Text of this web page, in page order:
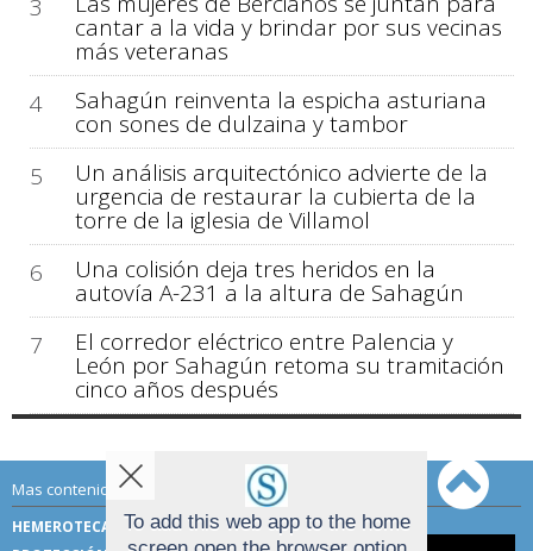
3
cantar a la vida y brindar por sus vecinas
más veteranas
4
Sahagún reinventa la espicha asturiana
con sones de dulzaina y tambor
5
Un análisis arquitectónico advierte de la
urgencia de restaurar la cubierta de la
torre de la iglesia de Villamol
6
Una colisión deja tres heridos en la
autovía A-231 a la altura de Sahagún
7
El corredor eléctrico entre Palencia y
León por Sahagún retoma su tramitación
cinco años después
Mas contenido de Sahagún Digital:
HEMEROTECA
TÉRMINOS DE USO
To add this web app to the home